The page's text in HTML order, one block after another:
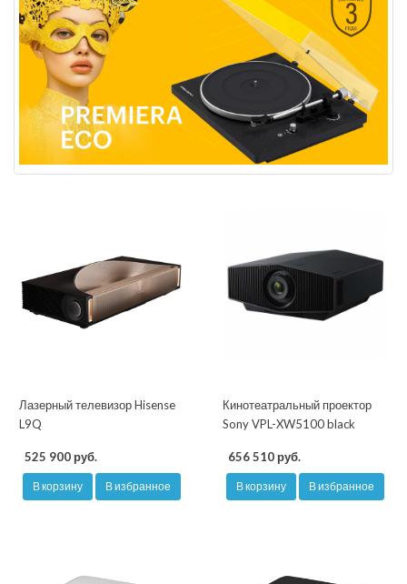
Лазерный телевизор Hisense
L9Q
525 900 руб.
В корзину В избранное
Кинотеатральный проектор
Sony VPL-XW5100 black
656 510 руб.
В корзину В избранное